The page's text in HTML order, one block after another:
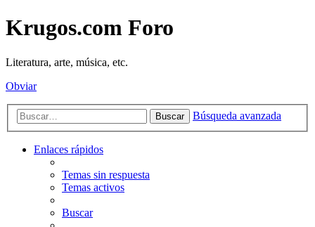
Krugos.com Foro
Literatura, arte, música, etc.
Obviar
Buscar Búsqueda avanzada
Enlaces rápidos
Temas sin respuesta
Temas activos
Buscar